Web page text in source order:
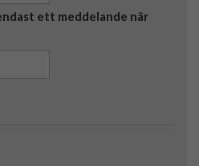
ett meddelande när